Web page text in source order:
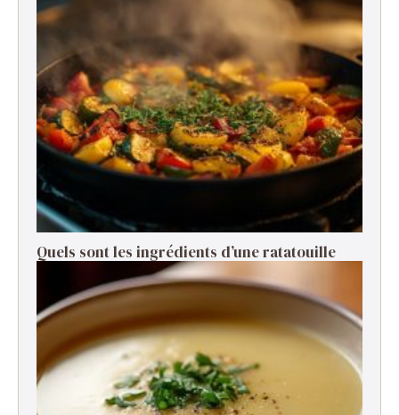
Quels sont les ingrédients d’une ratatouille ​